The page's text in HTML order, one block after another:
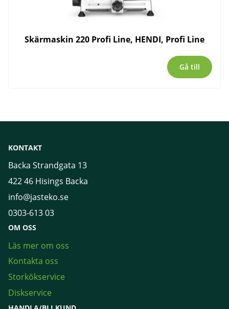
Skärmaskin 220 Profi Line, HENDI, Profi Line
Gå till
KONTAKT
Backa Strandgata 13
422 46 Hisings Backa
info@jasteko.se
0303-613 03
OM OSS
Läs mer om oss
Kontakta oss
Storkökservice
Diskservice